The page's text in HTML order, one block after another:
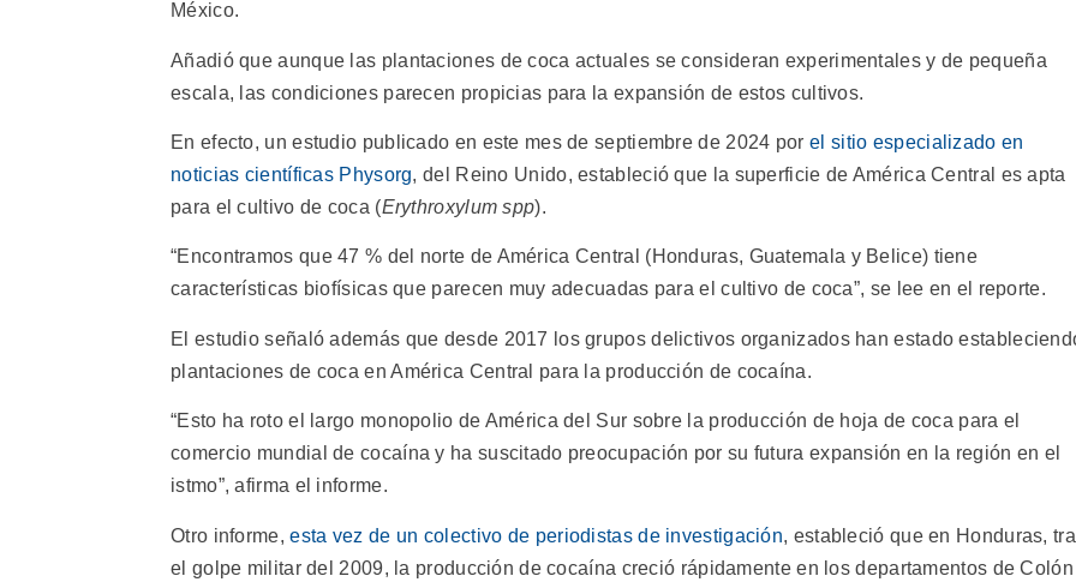
México.
Añadió que aunque las plantaciones de coca actuales se consideran experimentales y de pequeña
escala, las condiciones parecen propicias para la expansión de estos cultivos.
En efecto, un estudio publicado en este mes de septiembre de 2024 por el sitio especializado en
noticias científicas Physorg, del Reino Unido, estableció que la superficie de América Central es apta
para el cultivo de coca (Erythroxylum spp).
“Encontramos que 47 % del norte de América Central (Honduras, Guatemala y Belice) tiene
características biofísicas que parecen muy adecuadas para el cultivo de coca”, se lee en el reporte.
El estudio señaló además que desde 2017 los grupos delictivos organizados han estado
plantaciones de coca en América Central para la producción de cocaína.
“Esto ha roto el largo monopolio de América del Sur sobre la producción de hoja de coca para el
comercio mundial de cocaína y ha suscitado preocupación por su futura expansión en la región en el
istmo”, afirma el informe.
Otro informe,esta vez de un colectivo de periodistas de investigación, estableció que en Honduras,
el golpe militar del 2009, la producción de cocaína creció rápidamente en los departamentos de Colón